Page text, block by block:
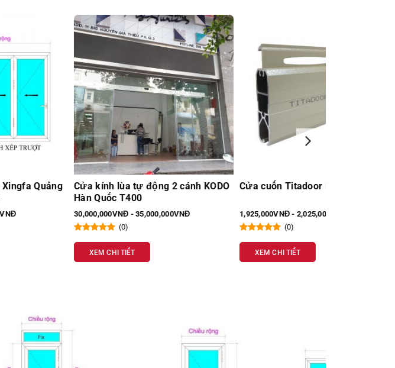
Cửa kính lùa tự động 2 cánh KODO
30,000,000VNĐ - 35,000,000VNĐ
Cửa cuốn Titadoor PM 501K
1,925,000VNĐ - 2,025,000VNĐ